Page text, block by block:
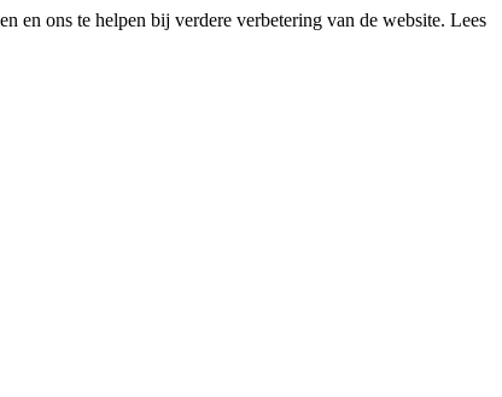
en ons te helpen bij verdere verbetering van de website. Lees